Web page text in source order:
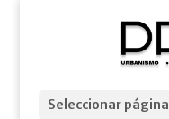
Seleccionar página